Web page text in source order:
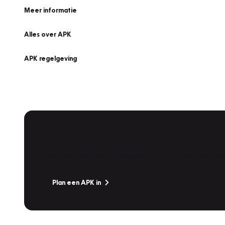
Meer informatie
Alles over APK
APK regelgeving
Plan een APK in